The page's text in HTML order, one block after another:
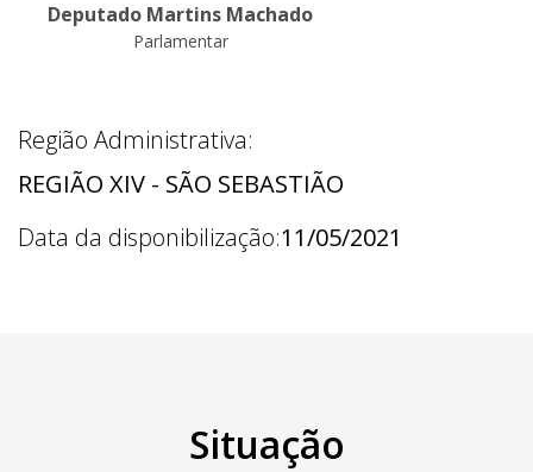
Deputado Martins Machado
Parlamentar
Região Administrativa:
REGIÃO XIV - SÃO SEBASTIÃO
Data da disponibilização:11/05/2021
Situação